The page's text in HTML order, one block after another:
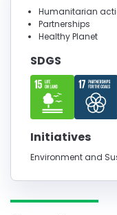
Humanitarian
Partnerships
Healthy Planet
SDGS
Initiatives
Environment and